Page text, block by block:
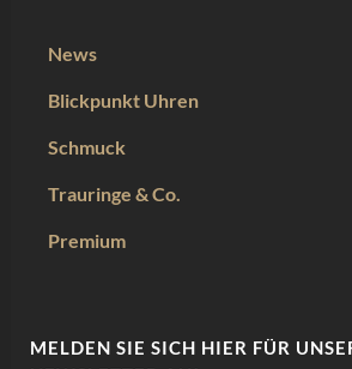
News
Blickpunkt Uhren
Schmuck
Trauringe & Co.
Premium
MELDEN SIE SICH HIER FÜR